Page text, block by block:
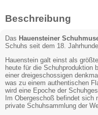
Beschreibung
Das Hauensteiner
Schuhs seit dem 18.
Hauenstein galt einst als
heute für die Schuhproduktion
einer dreigeschossigen
was zu einem authentischen
wird eine Epoche der
Im Obergeschoß befindet sich
private Schuhsammlung der